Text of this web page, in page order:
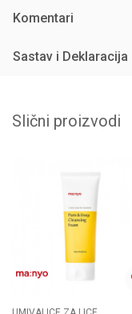
Komentari
Sastav i Deklaracija
Slični proizvodi